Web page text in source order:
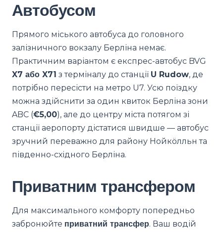
Автобусом
Прямого міського автобуса до головного
залізничного вокзалу Берліна немає.
Практичним варіантом є експрес-автобус BVG
X7 або X71 з терміналу до станції U Rudow, де
потрібно пересісти на метро U7. Усю поїздку
можна здійснити за один квиток Берліна зони
ABC (€5,00), але до центру міста потягом зі
станції аеропорту дістатися швидше — автобус
зручний переважно для району Нойкöлльн та
південно-східного Берліна.
Приватним трансфером
Для максимального комфорту попередньо
забронюйте приватний трансфер. Ваш водій